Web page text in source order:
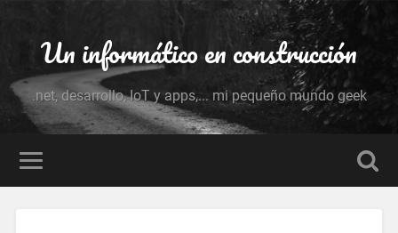
Un informático en construcción
.net, desarrollo, IoT y apps,... mi pequeño mundo geek